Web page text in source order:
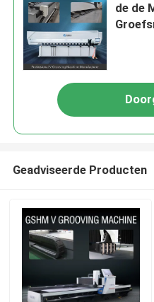
de de
Geadviseerde Producten